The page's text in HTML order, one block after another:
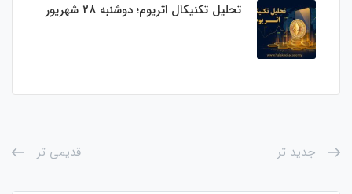
تحلیل تکنیکال اتریوم؛ دوشنبه 28 شهریور
جدید تر قدیمی تر